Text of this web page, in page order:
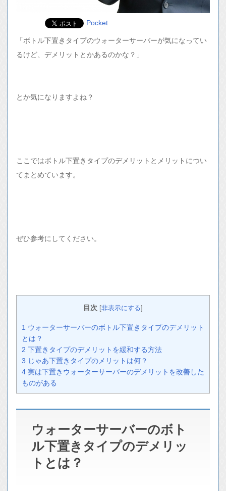
Pocket
「ボトル下置きタイプのウォーターサーバーが気になってい
るけど、デメリットとかあるのかな？」
とか気になりますよね？
ここではボトル下置きタイプのデメリットとメリットについ
てまとめています。
ぜひ参考にしてください。
目次 非表示にする
1 ウォーターサーバーのボトル下置きタイプのデメリット
とは？
2 下置きタイプのデメリットを緩和する方法
3 じゃあ下置きタイプのメリットは何？
4 実は下置きウォーターサーバーのデメリットを改善した
ものがある
ウォーターサーバーのボト
ル下置きタイプのデメリッ
トとは？